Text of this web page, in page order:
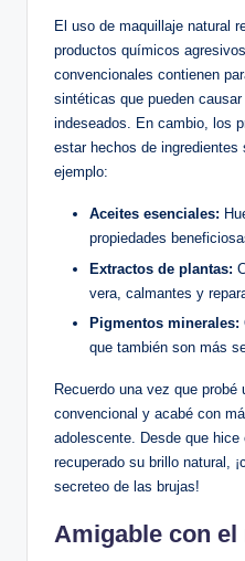
El uso de maquillaje natural
productos químicos
convencionales contienen
sintéticas que pueden
indeseados. En cambio, los
estar hechos de
ejemplo:
Aceites esenciales:
propiedades
Extractos de plantas:
vera, calmantes y
Pigmentos minerales:
que también son más
Recuerdo una vez que probé
convencional y acabé con
adolescente. Desde que
recuperado su brillo natural,
secreteo de las brujas!
Amigable con